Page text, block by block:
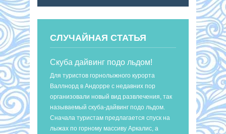
СЛУЧАЙНАЯ СТАТЬЯ
Скуба дайвинг подо льдом!
Для туристов горнолыжного курорта
Валлнорд в Андорре с недавних пор
организовали новый вид развлечения, так
называемый скуба-дайвинг подо льдом.
Сначала туристам предлагается спуск на
лыжах по горному массиву Аркалис, а